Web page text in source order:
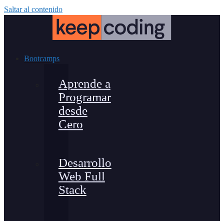
Saltar al contenido
Bootcamps
Aprende a
Programar
desde
Cero
Desarrollo
Web Full
Stack